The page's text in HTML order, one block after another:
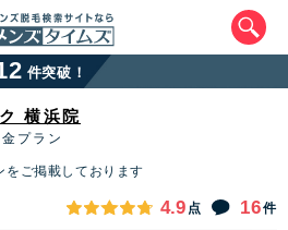
件突破！
横浜院
プラン
ご掲載しております
4.9 点 16件